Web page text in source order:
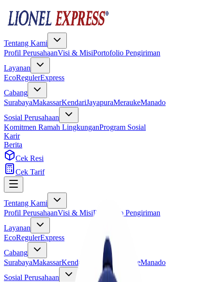
Tentang Kami
Profil PerusahaanVisi & MisiPortofolio Pengiriman
Layanan
EcoRegulerExpress
Cabang
SurabayaMakassarKendariJayapuraMeraukeManado
Sosial Perusahaan
Komitmen Ramah LingkunganProgram Sosial
Karir
Berita
Cek Resi
Cek Tarif
Tentang Kami
Profil PerusahaanVisi & MisiPortofolio Pengiriman
Layanan
EcoRegulerExpress
Cabang
SurabayaMakassarKendari Jayapura MeraukeManado
Sosial Perusahaan